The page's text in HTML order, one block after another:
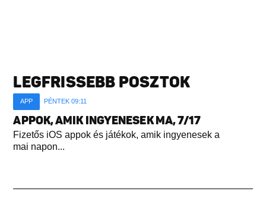
LEGFRISSEBB POSZTOK
APP PÉNTEK 09:11
APPOK, AMIK INGYENESEK MA, 7/17
Fizetős iOS appok és játékok, amik ingyenesek a
mai napon...